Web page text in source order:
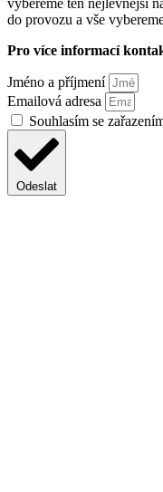
vybereme ten nejlevnější
do provozu a vše
Pro více informací
Jméno a příjmení
Emailová adresa
Souhlasím se
Odeslat